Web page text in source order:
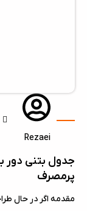
Rezaei
جدول بتنی دور
پرمصرف
مقدمه اگر در حال